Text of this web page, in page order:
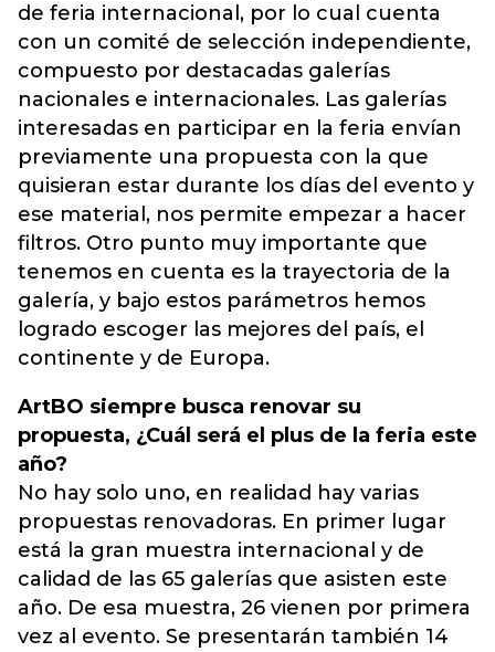
de feria internacional, por lo cual cuenta
con un comité de selección independiente,
compuesto por destacadas galerías
nacionales e internacionales. Las galerías
interesadas en participar en la feria envían
previamente una propuesta con la que
quisieran estar durante los días del evento y
ese material, nos permite empezar a hacer
filtros. Otro punto muy importante que
tenemos en cuenta es la trayectoria de la
galería, y bajo estos parámetros hemos
logrado escoger las mejores del país, el
continente y de Europa.
ArtBO siempre busca renovar su
propuesta, ¿Cuál será el plus de la feria este
año?
No hay solo uno, en realidad hay varias
propuestas renovadoras. En primer lugar
está la gran muestra internacional y de
calidad de las 65 galerías que asisten este
año. De esa muestra, 26 vienen por primera
vez al evento. Se presentarán también 14